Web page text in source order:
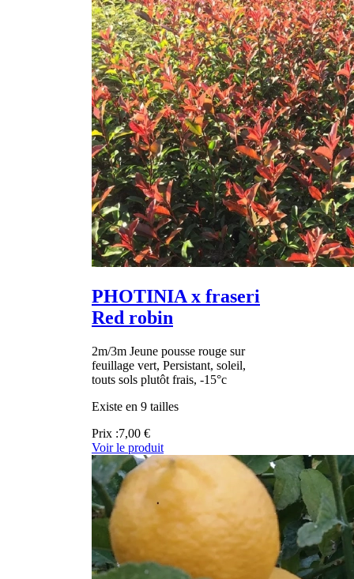
PHOTINIA x fraseri
Red robin
2m/3m Jeune pousse rouge sur
feuillage vert, Persistant, soleil,
touts sols plutôt frais, -15°c
Existe en 9 tailles
Prix :7,00 €
Voir le produit